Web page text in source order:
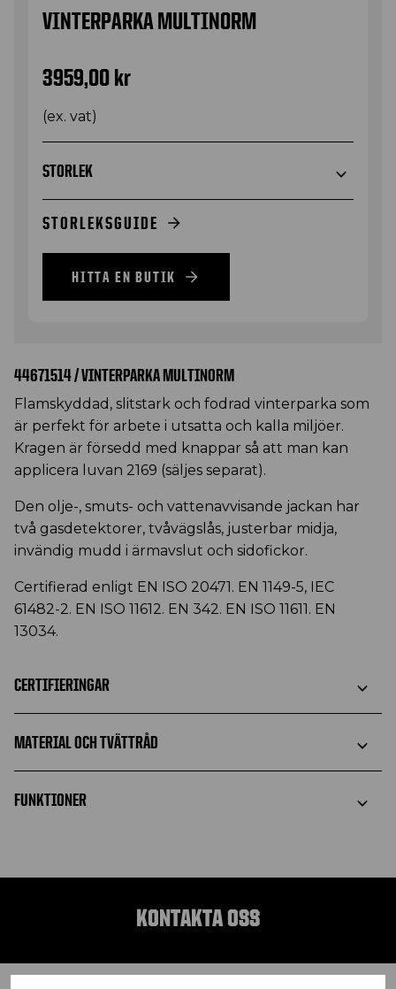
VINTERPARKA MULTINORM
3959,00 kr
(ex. vat)
STORLEK
STORLEKSGUIDE
HITTA EN BUTIK
44671514 / VINTERPARKA MULTINORM
Flamskyddad, slitstark och fodrad vinterparka som
är perfekt för arbete i utsatta och kalla miljöer.
Kragen är försedd med knappar så att man kan
applicera luvan 2169 (säljes separat).
Den olje-, smuts- och vattenavvisande jackan har
två gasdetektorer, tvåvägslås, justerbar midja,
invändig mudd i ärmavslut och sidofickor.
Certifierad enligt EN ISO 20471. EN 1149-5, IEC
61482-2. EN ISO 11612. EN 342. EN ISO 11611. EN
13034.
CERTIFIERINGAR
MATERIAL OCH TVÄTTRÅD
FUNKTIONER
KONTAKTA OSS